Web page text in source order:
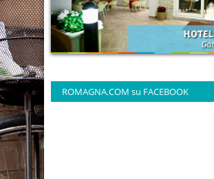
ROMAGNA.COM su FACEBOOK